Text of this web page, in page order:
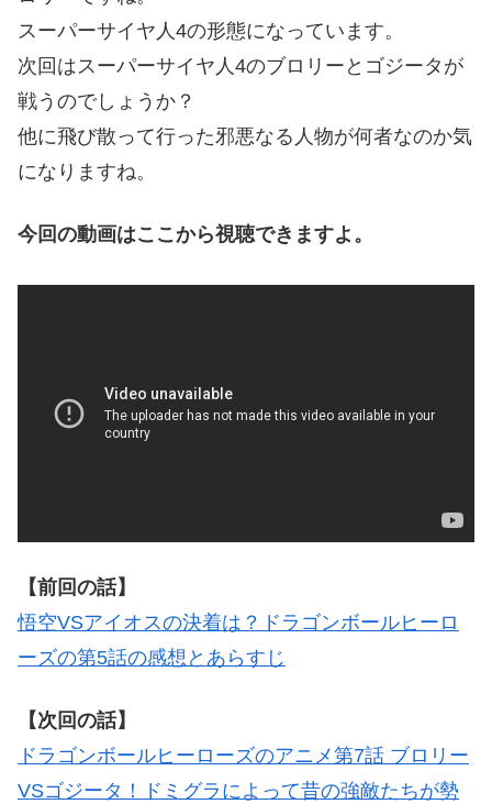
スーパーサイヤ人4の形態になっています。
次回はスーパーサイヤ人4のブロリーとゴジータが
戦うのでしょうか？
他に飛び散って行った邪悪なる人物が何者なのか気
になりますね。
今回の動画はここから視聴できますよ。
【前回の話】
悟空VSアイオスの決着は？ドラゴンボールヒーロ
ーズの第5話の感想とあらすじ
【次回の話】
ドラゴンボールヒーローズのアニメ第7話 ブロリー
VSゴジータ！ドミグラによって昔の強敵たちが勢